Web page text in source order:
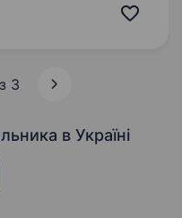
дверей. Якщо
3
в Україні